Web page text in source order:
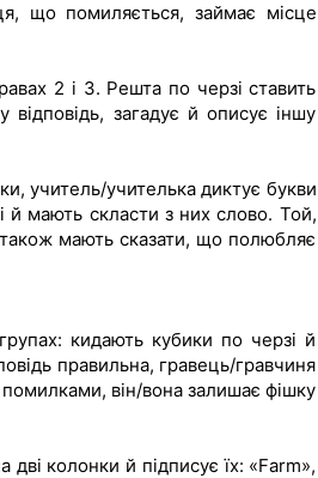
що помиляється, займає місце
2 і 3. Решта по черзі ставить
загадує й описує іншу
учитель/учителька диктує букви
й мають скласти з них слово. Той,
мають сказати, що полюбляє
кидають кубики по черзі й
правильна, гравець/гравчиня
він/вона залишає фішку
колонки й підписує їх: «Farm»,